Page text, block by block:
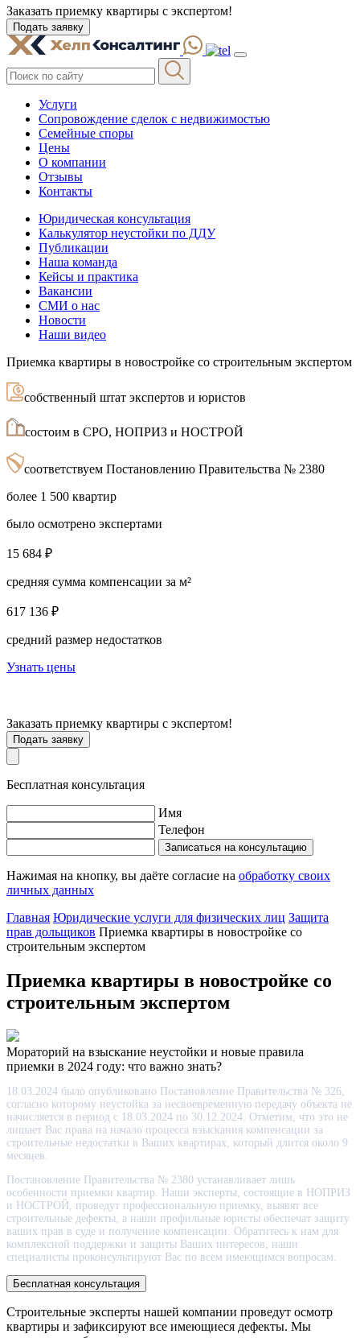
Заказать приемку квартиры с экспертом!
Подать заявку
Услуги
Сопровождение сделок с недвижимостью
Семейные споры
Цены
О компании
Отзывы
Контакты
Юридическая консультация
Калькулятор неустойки по ДДУ
Публикации
Наша команда
Кейсы и практика
Вакансии
СМИ о нас
Новости
Наши видео
Приемка квартиры в новостройке со строительным экспертом
собственный штат экспертов и юристов
состоим в СРО, НОПРИЗ и НОСТРОЙ
соответствуем Постановлению Правительства № 2380
более 1 500 квартир
было осмотрено экспертами
15 684 ₽
средняя сумма компенсации за м²
617 136 ₽
средний размер недостатков
Узнать цены
Заказать приемку квартиры с экспертом!
Подать заявку
Бесплатная консультация
Имя
Телефон
Записаться на консультацию
Нажимая на кнопку, вы даёте согласие на обработку своих
личных данных
Главная Юридические услуги для физических лиц Защита
прав дольщиков Приемка квартиры в новостройке со
строительным экспертом
Приемка квартиры в новостройке со
строительным экспертом
Мораторий на взыскание неустойки и новые правила
приемки в 2024 году: что важно знать?
18.03.2024 было опубликовано Постановление Правительства № 326,
согласно которому неустойка за несвоевременную передачу объекта не
начисляется в период с 18.03.2024 по 30.12.2024. Отметим, что это не
лишает Вас права на начало процесса взыскания компенсации за
строительные недостатки в Ваших квартирах, который длится около 9
месяцев.
Постановление Правительства № 2380 устанавливает лишь
особенности приемки квартир. Наши эксперты, состоящие в НОПРИЗ
и НОСТРОЙ, проведут профессиональную приемку, выявят все
строительные дефекты, а наши профильные юристы обеспечат защиту
ваших прав в суде и получение компенсации. Обратитесь к нам для
комплексной поддержки и защиты Ваших интересов, наши
специалисты проконсультируют Вас по всем имеющимся вопросам.
Бесплатная консультация
Строительные эксперты нашей компании проведут осмотр
квартиры и зафиксируют все имеющиеся дефекты. Мы